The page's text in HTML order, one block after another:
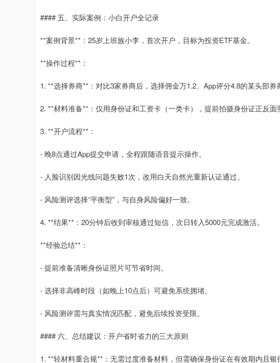
#### 五、实际案例：小白开户全记录
**案例背景**：25岁上班族小李，首次开户，目标为投资ETF基金。
**操作过程**：
1. **选择券商**：对比3家券商后，选择佣金万1.2、App评分4.8的某头部券
2. **材料准备**：仅用身份证和工资卡（一类卡），提前拍摄身份证正反面
3. **开户流程**：
- 晚8点通过App提交申请，全程跟随语音提示操作。
- 人脸识别因光线问题失败1次，改用白天自然光重新认证通过。
- 风险测评选择“平衡型”，与自身风险偏好一致。
4. **结果**：20分钟后收到审核通过短信，次日转入5000元完成激活。
**经验总结**：
- 提前准备清晰身份证照片可节省时间。
- 选择非高峰时段（如晚上10点后）可避免系统拥堵。
- 风险测评需与真实情况匹配，避免后续投资受限。
#### 六、总结建议：开户省时省力的三大原则
1. **轻材料重合规**：无需过度准备材料，但需确保身份证在有效期内且银